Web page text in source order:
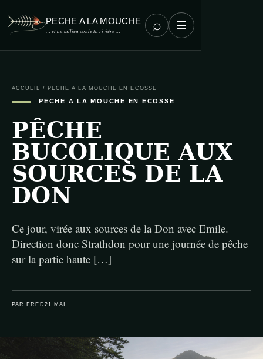
PECHE A LA MOUCHE
… et au milieu coule ta rivière … ⌕ ☰
ACCUEIL / PECHE A LA MOUCHE EN ECOSSE
PECHE A LA MOUCHE EN ECOSSE
PÊCHE
BUCOLIQUE AUX
SOURCES DE LA
DON
Ce jour, virée aux sources de la Don avec Emile.
Direction donc Strathdon pour une journée de pêche
sur la partie haute […]
PAR FRED 21 MAI